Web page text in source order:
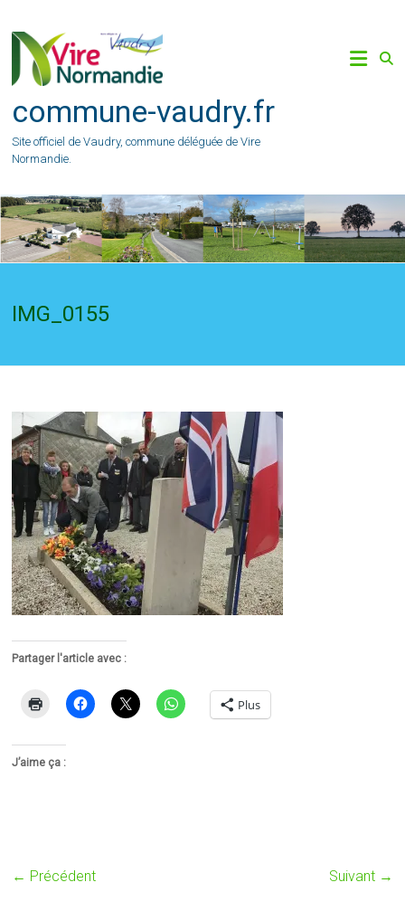
content
commune-vaudry.fr
Site officiel de Vaudry, commune déléguée de Vire
Normandie.
IMG_0155
Partager l'article avec :
Plus
J’aime ça :
← Précédent Suivant →